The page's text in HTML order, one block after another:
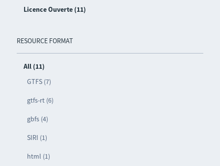
Licence Ouverte (11)
RESOURCE FORMAT
All (11)
GTFS (7)
gtfs-rt (6)
gbfs (4)
SIRI (1)
html (1)